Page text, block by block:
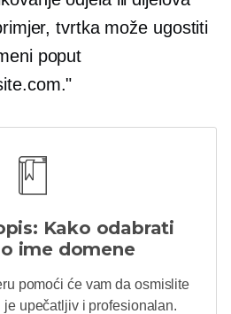
tvrtka može ugostiti
poput
Kako odabrati
ime domene
pomoći će vam da osmislite
upečatljiv i profesionalan.